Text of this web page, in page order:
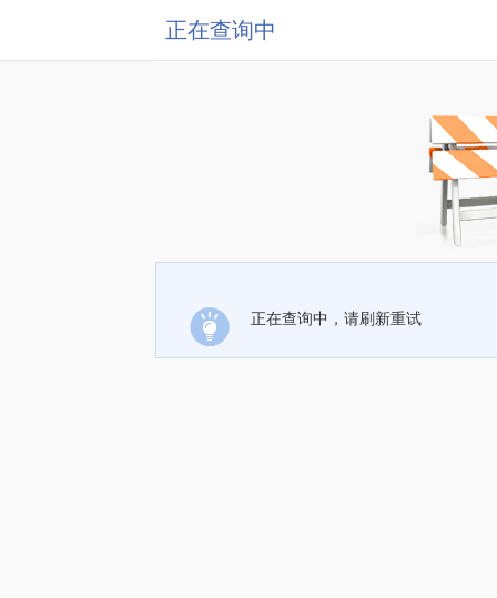
正在查询中
正在查询中，请刷新重试